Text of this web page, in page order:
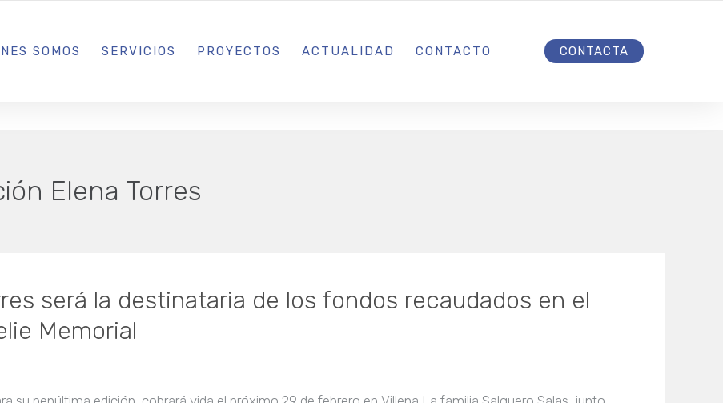
IBIZA · MADRID · BARCELONA
SOMOS SERVICIOS PROYECTOS ACTUALIDAD CONTACTO CONTACTA
Elena Torres
será la destinataria de los fondos recaudados en el
Memorial